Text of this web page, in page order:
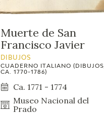
Muerte de San
Francisco Javier
DIBUJOS
CUADERNO ITALIANO (DIBUJOS,
CA. 1770-1786)
Ca. 1771 - 1774
Museo Nacional del
Prado